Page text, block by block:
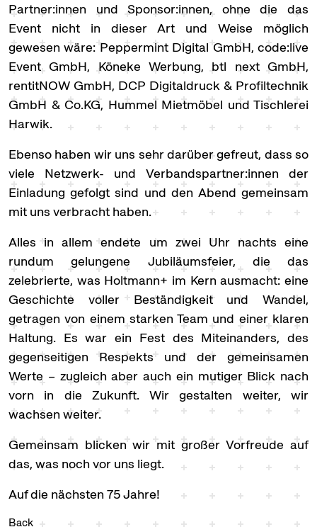
Partner:innen und Sponsor:innen, ohne die das
Event nicht in dieser Art und Weise möglich
gewesen wäre: Peppermint Digital GmbH, code:live
Event GmbH, Köneke Werbung, btl next GmbH,
rentitNOW GmbH, DCP Digitaldruck & Profiltechnik
GmbH & Co.KG, Hummel Mietmöbel und Tischlerei
Harwik.
Ebenso haben wir uns sehr darüber gefreut, dass so
viele Netzwerk- und Verbandspartner:innen der
Einladung gefolgt sind und den Abend gemeinsam
mit uns verbracht haben.
Alles in allem endete um zwei Uhr nachts eine
rundum gelungene Jubiläumsfeier, die das
zelebrierte, was Holtmann+ im Kern ausmacht: eine
Geschichte voller Beständigkeit und Wandel,
getragen von einem starken Team und einer klaren
Haltung. Es war ein Fest des Miteinanders, des
gegenseitigen Respekts und der gemeinsamen
Werte – zugleich aber auch ein mutiger Blick nach
vorn in die Zukunft. Wir gestalten weiter, wir
wachsen weiter.
Gemeinsam blicken wir mit großer Vorfreude auf
das, was noch vor uns liegt.
Auf die nächsten 75 Jahre!
Back